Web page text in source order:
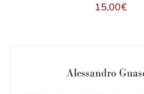
15,00€